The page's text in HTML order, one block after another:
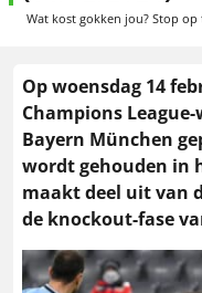
Wat kost gokken jou? Stop
Op woensdag 14
Champions
Bayern München
wordt gehouden in
maakt deel uit van
de knockout-fase